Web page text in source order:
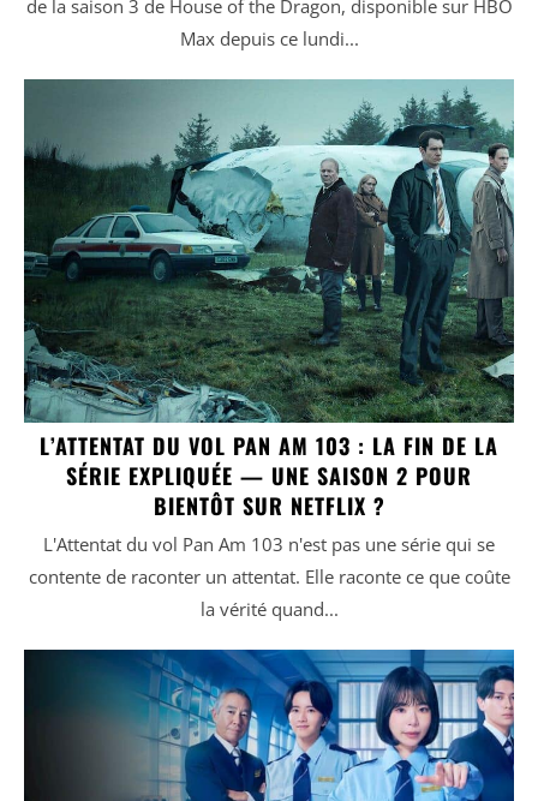
de la saison 3 de House of the Dragon, disponible sur HBO
Max depuis ce lundi...
L’ATTENTAT DU VOL PAN AM 103 : LA FIN DE LA
SÉRIE EXPLIQUÉE — UNE SAISON 2 POUR
BIENTÔT SUR NETFLIX ?
L'Attentat du vol Pan Am 103 n'est pas une série qui se
contente de raconter un attentat. Elle raconte ce que coûte
la vérité quand...